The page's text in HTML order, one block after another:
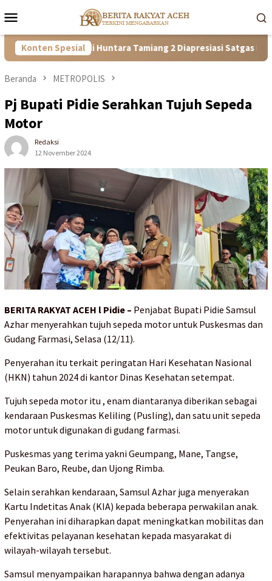
ke
Mobile
Konten Spesial
Kisah Ibu di Huntara Tamiang 2 Diapresiasi Satgas PRR Aceh
Beranda METROPOLIS
Pj Bupati Pidie Serahkan Tujuh Sepeda
Motor
Redaksi
12 November 2024
BERITA RAKYAT ACEH l Pidie – Penjabat Bupati Pidie Samsul
Azhar menyerahkan tujuh sepeda motor untuk Puskesmas dan
Gudang Farmasi, Selasa (12/11).
Penyerahan itu terkait peringatan Hari Kesehatan Nasional
(HKN) tahun 2024 di kantor Dinas Kesehatan setempat.
Tujuh sepeda motor itu , enam diantaranya diberikan sebagai
kendaraan Puskesmas Keliling (Pusling), dan satu unit sepeda
motor untuk digunakan di gudang farmasi.
Puskesmas yang terima yakni Geumpang, Mane, Tangse,
Peukan Baro, Reube, dan Ujong Rimba.
Selain serahkan kendaraan, Samsul Azhar juga menyerakan
Kartu Indetitas Anak (KIA) kepada beberapa perwakilan anak.
Penyerahan ini diharapkan dapat meningkatkan mobilitas dan
efektivitas pelayanan kesehatan kepada masyarakat di
wilayah-wilayah tersebut.
Samsul menyampaikan harapannya bahwa dengan adanya